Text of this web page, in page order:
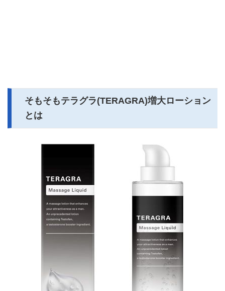
そもそもテラグラ(TERAGRA)増大ローション
とは